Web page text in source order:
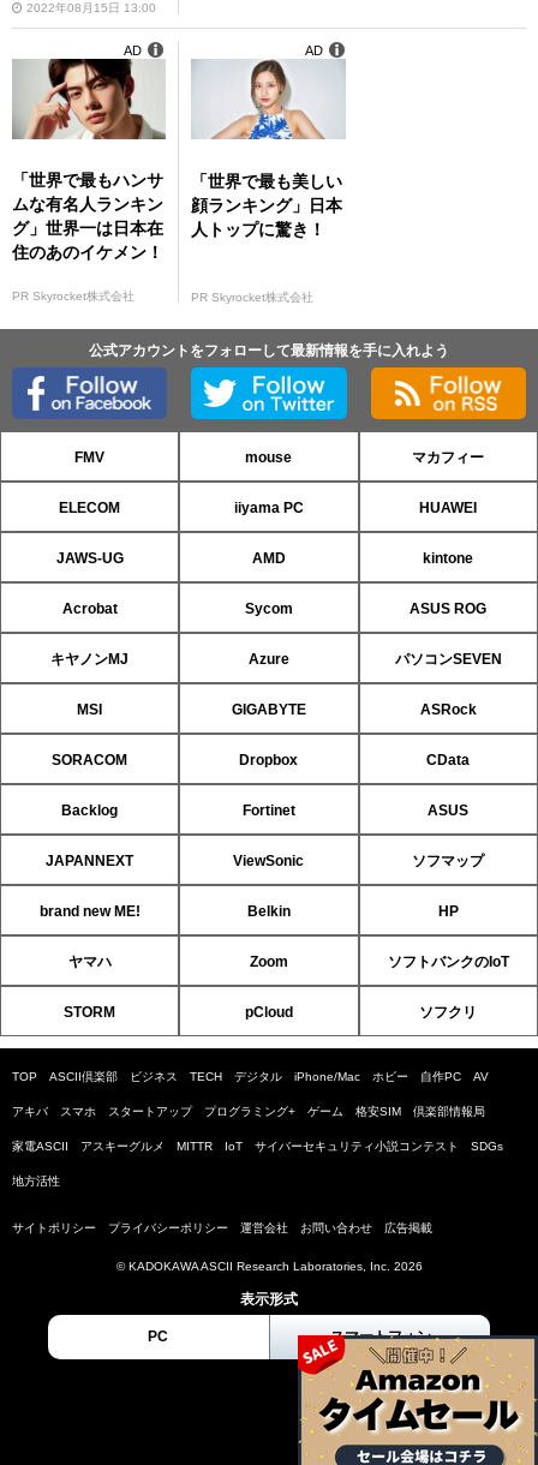
2022年08月15日 13:00
「世界で最もハンサ
ムな有名人ランキン
グ」世界一は日本在
住のあのイケメン！
PR Skyrocket株式会社
AD
「世界で最も美しい
顔ランキング」日本
人トップに驚き！
PR Skyrocket株式会社
AD
公式アカウントをフォローして最新情報を手に入れよう
FMV mouse マカフィー
ELECOM iiyama PC HUAWEI
JAWS-UG AMD kintone
Acrobat Sycom ASUS ROG
キヤノンMJ Azure パソコンSEVEN
MSI GIGABYTE ASRock
SORACOM Dropbox CData
Backlog Fortinet ASUS
JAPANNEXT ViewSonic ソフマップ
brand new ME! Belkin HP
ヤマハ Zoom ソフトバンクのIoT
STORM pCloud ソフクリ
TOP ASCII倶楽部 ビジネス TECH デジタル iPhone/Mac ホビー 自作PC AV
アキバ スマホ スタートアップ プログラミング+ ゲーム 格安SIM 倶楽部情報局
家電ASCII アスキーグルメ MITTR IoT サイバーセキュリティ小説コンテスト SDGs
地方活性
サイトポリシー プライバシーポリシー 運営会社 お問い合わせ 広告掲載
© KADOKAWA ASCII Research Laboratories, Inc. 2026
表示形式
PC スマートフォン